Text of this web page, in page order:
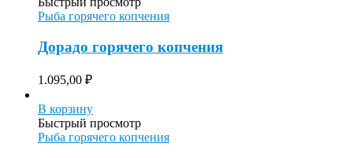
Рыба горячего копчения
Дорадо горячего копчения
1.095,00 ₽
В корзину
Быстрый просмотр
Рыба горячего копчения